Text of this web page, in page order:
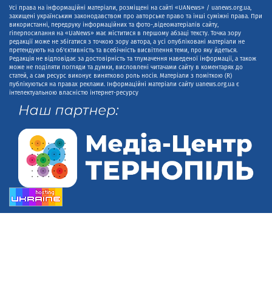
Усі права на інформаційні матеріали, розміщені на сайті «UANews» / uanews.org.ua,
захищені українським законодавством про авторське право та інші суміжні права. При
використанні, передруку інформаційних та фото-,відеоматеріалів сайту,
гіперпосилання на «UaNews» має міститися в першому абзаці тексту. Точка зору
редакції може не збігатися з точкою зору автора, а усі опубліковані матеріали не
претендують на об'єктивність та всебічність висвітлення теми, про яку йдеться.
Редакція не відповідає за достовірність та тлумачення наведеної інформації, а також
може не поділяти погляди та думки, висловлені читачами сайту в коментарях до
статей, а сам ресурс виконує винятково роль носія. Матеріали з поміткою (R)
публікуються на правах реклами. Інформаційні матеріали сайту uanews.org.ua є
інтелектуальною власністю інтернет-ресурсу